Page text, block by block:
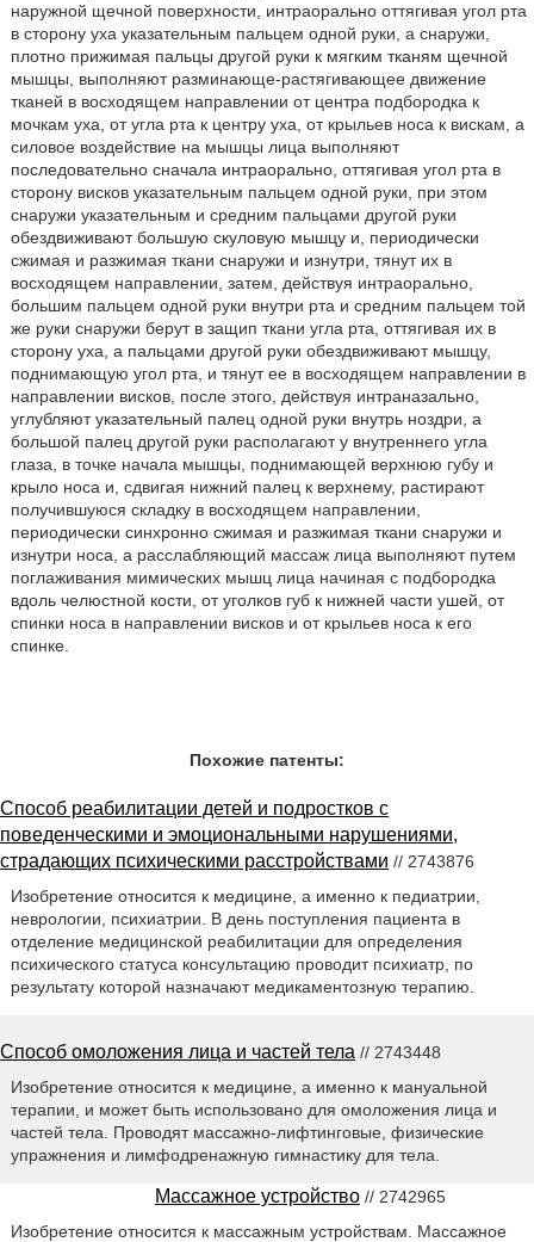
наружной щечной поверхности, интраорально оттягивая угол рта
в сторону уха указательным пальцем одной руки, а снаружи,
плотно прижимая пальцы другой руки к мягким тканям щечной
мышцы, выполняют разминающе-растягивающее движение
тканей в восходящем направлении от центра подбородка к
мочкам уха, от угла рта к центру уха, от крыльев носа к вискам, а
силовое воздействие на мышцы лица выполняют
последовательно сначала интраорально, оттягивая угол рта в
сторону висков указательным пальцем одной руки, при этом
снаружи указательным и средним пальцами другой руки
обездвиживают большую скуловую мышцу и, периодически
сжимая и разжимая ткани снаружи и изнутри, тянут их в
восходящем направлении, затем, действуя интраорально,
большим пальцем одной руки внутри рта и средним пальцем той
же руки снаружи берут в защип ткани угла рта, оттягивая их в
сторону уха, а пальцами другой руки обездвиживают мышцу,
поднимающую угол рта, и тянут ее в восходящем направлении в
направлении висков, после этого, действуя интраназально,
углубляют указательный палец одной руки внутрь ноздри, а
большой палец другой руки располагают у внутреннего угла
глаза, в точке начала мышцы, поднимающей верхнюю губу и
крыло носа и, сдвигая нижний палец к верхнему, растирают
получившуюся складку в восходящем направлении,
периодически синхронно сжимая и разжимая ткани снаружи и
изнутри носа, а расслабляющий массаж лица выполняют путем
поглаживания мимических мышц лица начиная с подбородка
вдоль челюстной кости, от уголков губ к нижней части ушей, от
спинки носа в направлении висков и от крыльев носа к его
спинке.
Похожие патенты:
Способ реабилитации детей и подростков с
поведенческими и эмоциональными нарушениями,
страдающих психическими расстройствами // 2743876
Изобретение относится к медицине, а именно к педиатрии,
неврологии, психиатрии. В день поступления пациента в
отделение медицинской реабилитации для определения
психического статуса консультацию проводит психиатр, по
результату которой назначают медикаментозную терапию.
Способ омоложения лица и частей тела // 2743448
Изобретение относится к медицине, а именно к мануальной
терапии, и может быть использовано для омоложения лица и
частей тела. Проводят массажно-лифтинговые, физические
упражнения и лимфодренажную гимнастику для тела.
Массажное устройство // 2742965
Изобретение относится к массажным устройствам. Массажное